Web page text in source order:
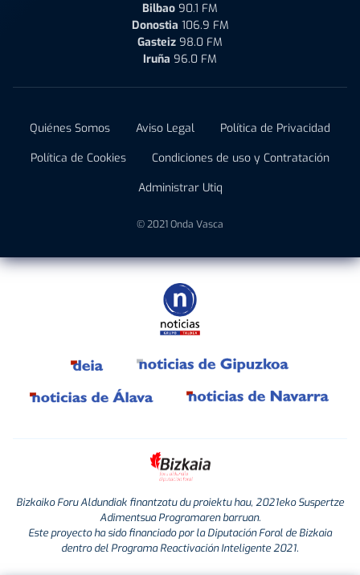
Bilbao 90.1 FM
Donostia 106.9 FM
Gasteiz 98.0 FM
Iruña 96.0 FM
Quiénes Somos Aviso Legal
Política de Privacidad
Política de Cookies
Condiciones de uso y Contratación
Administrar Utiq
© 2021 Onda Vasca
Bizkaiko Foru Aldundiak finantzatu du proiektu hau, 2021eko Suspertze
Adimentsua Programaren barruan.
Este proyecto ha sido financiado por la Diputación Foral de Bizkaia
dentro del Programa Reactivación Inteligente 2021.